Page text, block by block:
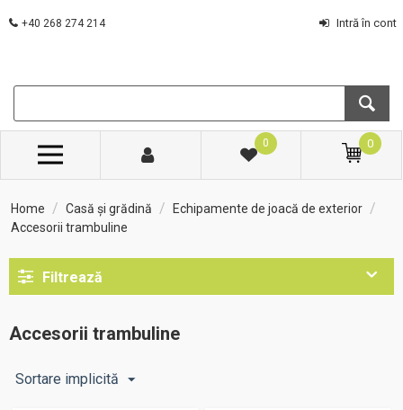
+40 268 274 214 Intră în cont
0 0
Home / Casă și grădină / Echipamente de joacă de exterior /
Accesorii trambuline
Filtrează
Accesorii trambuline
Sortare implicită